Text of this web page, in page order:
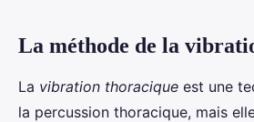
La méthode de la
La vibration thoracique est une
la percussion thoracique, mais